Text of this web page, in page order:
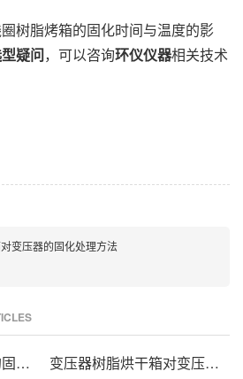
树脂烤箱的固化时间与温度的影
疑问，可以咨询环仪仪器相关技术
变压器的固化处理方法
变压器线圈树脂烤箱的固化时间与温度的影响
变压器树脂烘干箱对变压器的固化处理方法